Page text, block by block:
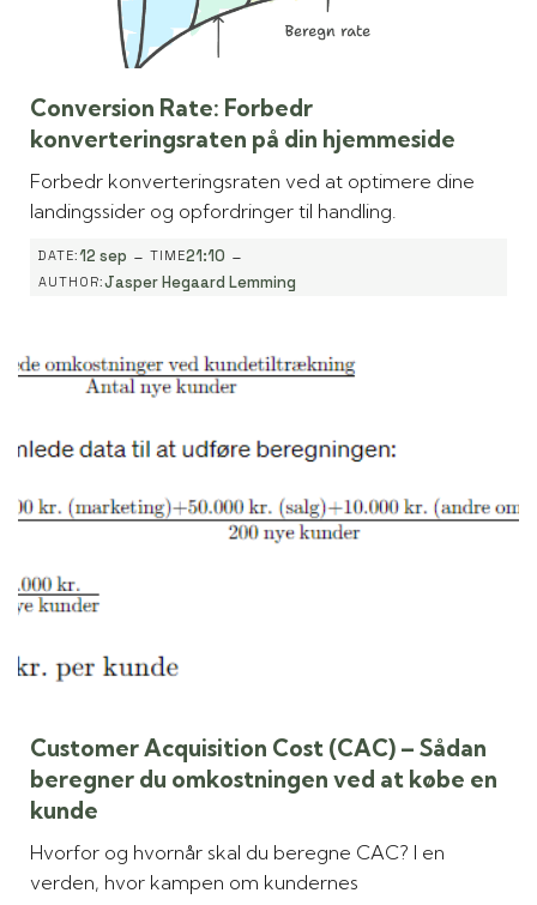
Conversion Rate: Forbedr
konverteringsraten på din hjemmeside
Forbedr konverteringsraten ved at optimere dine
landingssider og opfordringer til handling.
DATE:12 sep - TIME21:10 -
AUTHOR:Jasper Hegaard Lemming
Customer Acquisition Cost (CAC) – Sådan
beregner du omkostningen ved at købe en
kunde
Hvorfor og hvornår skal du beregne CAC? I en
verden, hvor kampen om kundernes